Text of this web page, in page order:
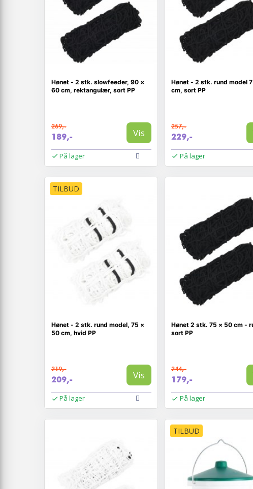
Hønet - 2 stk. slowfeeder, 90 ×
60 cm, rektangulær, sort PP
269,-
189,- Vis
På lager
Hønet - 2 stk. rund model
cm, sort PP
257,-
229,-
På lager
TILBUD
Hønet - 2 stk. rund model, 75 ×
50 cm, hvid PP
219,-
209,- Vis
På lager
Hønet 2 stk. 75 × 50 cm -
sort PP
244,-
179,-
På lager
TILBUD